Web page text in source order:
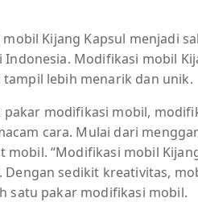
Kijang Kapsul menjadi
Modifikasi mobil
lebih menarik dan unik.
modifikasi mobil,
cara. Mulai dari
mobil. “Modifikasi mobil
sedikit kreativitas,
satu pakar modifikasi mobil.